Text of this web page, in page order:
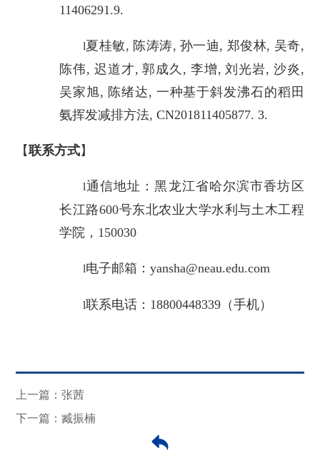
11406291.9.
l夏桂敏, 陈涛涛, 孙一迪, 郑俊林, 吴奇,
陈伟, 迟道才, 郭成久, 李增, 刘光岩, 沙炎,
吴家旭, 陈绪达, 一种基于斜发沸石的稻田
氨挥发减排方法, CN201811405877. 3.
【联系方式】
l通信地址：黑龙江省哈尔滨市香坊区
长江路600号东北农业大学水利与土木工程
学院，150030
l电子邮箱：yansha@neau.edu.com
l联系电话：18800448339（手机）
上一篇：张茜
下一篇：臧振楠